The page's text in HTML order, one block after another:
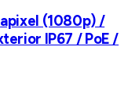
(1080p) /
IP67 / PoE /